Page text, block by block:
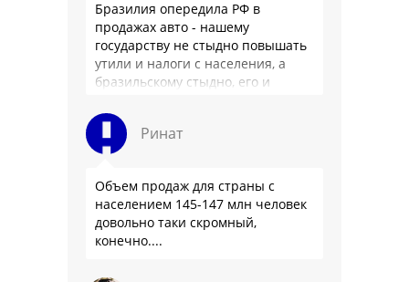
Бразилия опередила РФ в
продажах авто - нашему
государству не стыдно повышать
утили и налоги с населения, а
бразильскому стыдно, его и
Ринат
Объем продаж для страны с
населением 145-147 млн человек
довольно таки скромный,
конечно....